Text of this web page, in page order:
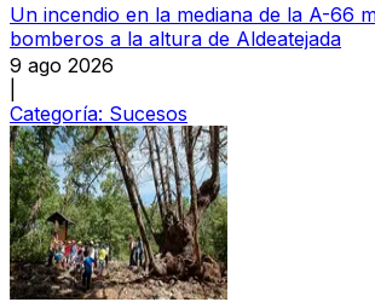
Un incendio en la mediana de la A-66
bomberos a la altura de Aldeatejada
9 ago 2026
Categoría: Sucesos